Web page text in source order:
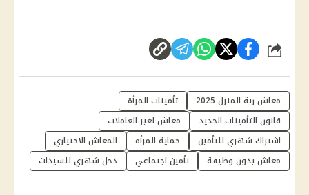
شارك
معاش ربة المنزل 2025
تأمينات المرأة
قانون التأمينات الجديد
معاش لغير العاملات
اشتراك شهري للتأمين
حماية المرأة
المعاش الاختياري
معاش بدون وظيفة
تأمين اجتماعي دخل شهري للسيدات